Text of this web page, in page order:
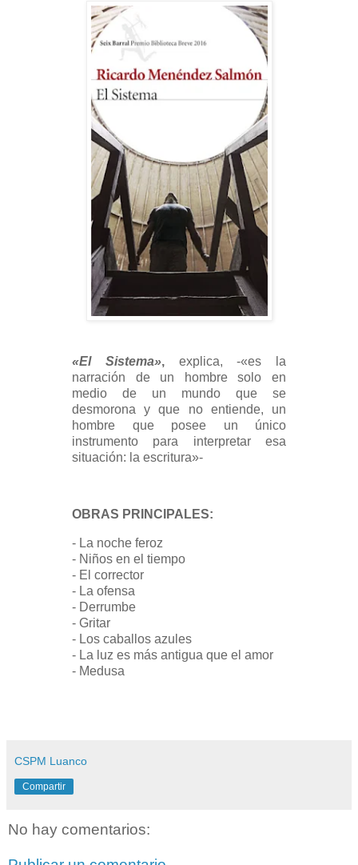
«El Sistema»,explica, -«es la
narración de un hombre solo en
medio de un mundo que se
desmorona y que no entiende, un
hombre que posee un único
instrumento para interpretar esa
situación: la escritura»-
OBRAS PRINCIPALES:
- La noche feroz
- Niños en el tiempo
- El corrector
- La ofensa
- Derrumbe
- Gritar
- Los caballos azules
- La luz es más antigua que el amor
- Medusa
CSPM Luanco
Compartir
No hay comentarios: